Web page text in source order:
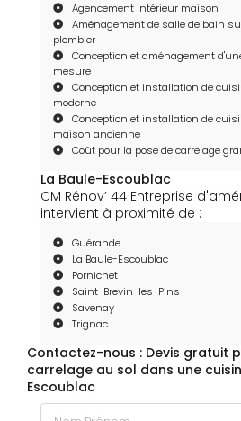
Agencement intérieur maison
Aménagement de salle de bain
plombier
Conception et aménagement
mesure
Conception et installation de
moderne
Conception et installation de
maison ancienne
Coût pour la pose de carrelage
La Baule-Escoublac
CM Rénov’ 44 Entreprise
intervient à proximité de :
Guérande
La Baule-Escoublac
Pornichet
Saint-Brevin-les-Pins
Savenay
Trignac
Contactez-nous : Devis gratuit
carrelage au sol dans une
Escoublac
Nom Prénom